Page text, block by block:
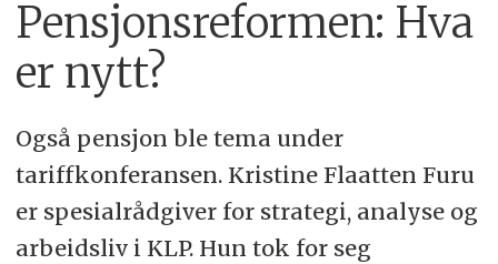
Pensjonsreformen: Hva
er nytt?
Også pensjon ble tema under
tariffkonferansen. Kristine Flaatten Furu
er spesialrådgiver for strategi, analyse og
arbeidsliv i KLP. Hun tok for seg